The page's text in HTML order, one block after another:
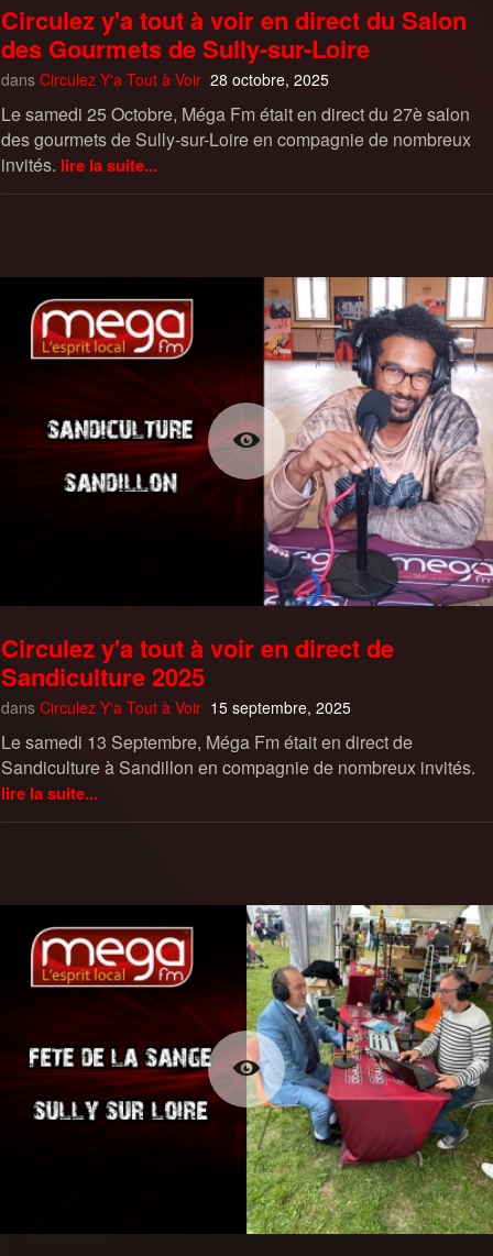
Circulez y'a tout à voir en direct du Salon
des Gourmets de Sully-sur-Loire
dans Circulez Y'a Tout à Voir 28 octobre, 2025
Le samedi 25 Octobre, Méga Fm était en direct du 27è salon
des gourmets de Sully-sur-Loire en compagnie de nombreux
invités. lire la suite...
Circulez y'a tout à voir en direct de
Sandiculture 2025
dans Circulez Y'a Tout à Voir 15 septembre, 2025
Le samedi 13 Septembre, Méga Fm était en direct de
Sandiculture à Sandillon en compagnie de nombreux invités.
lire la suite...